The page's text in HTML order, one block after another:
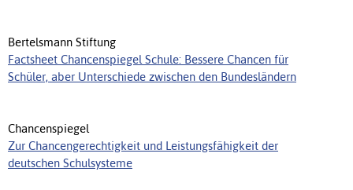
Bertelsmann Stiftung
Factsheet Chancenspiegel Schule: Bessere Chancen für
Schüler, aber Unterschiede zwischen den Bundesländern
Chancenspiegel
Zur Chancengerechtigkeit und Leistungsfähigkeit der
deutschen Schulsysteme